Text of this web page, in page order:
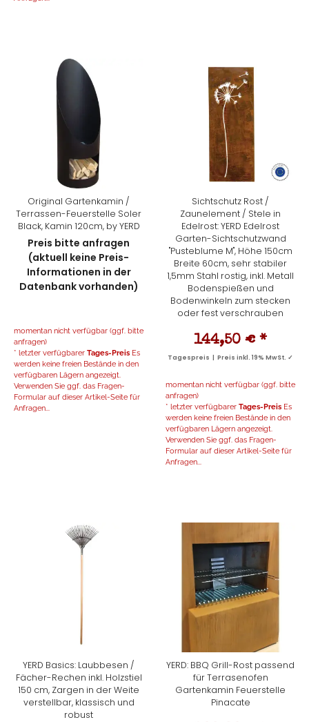
Original Gartenkamin /
Terrassen-Feuerstelle Soler
Black, Kamin 120cm, by YERD
Preis bitte anfragen
(aktuell keine Preis-
Informationen in der
Datenbank vorhanden)
momentan nicht verfügbar (ggf. bitte
anfragen)
* letzter verfügbarer Tages-Preis Es
werden keine freien Bestände in den
verfügbaren Lägern angezeigt.
Verwenden Sie ggf. das Fragen-
Formular auf dieser Artikel-Seite für
Anfragen...
Sichtschutz Rost /
Zaunelement / Stele in
Edelrost: YERD Edelrost
Garten-Sichtschutzwand
"Pusteblume M", Höhe 150cm
Breite 60cm, sehr stabiler
1,5mm Stahl rostig, inkl. Metall
Bodenspießen und
Bodenwinkeln zum stecken
oder fest verschrauben
144,50 € *
Tagespreis | Preis inkl. 19% MwSt. ✓
momentan nicht verfügbar (ggf. bitte
anfragen)
* letzter verfügbarer Tages-Preis Es
werden keine freien Bestände in den
verfügbaren Lägern angezeigt.
Verwenden Sie ggf. das Fragen-
Formular auf dieser Artikel-Seite für
Anfragen...
YERD Basics: Laubbesen /
Fächer-Rechen inkl. Holzstiel
150 cm, Zargen in der Weite
verstellbar, klassisch und
robust
YERD: BBQ Grill-Rost passend
für Terrasenofen
Gartenkamin Feuerstelle
Pinacate